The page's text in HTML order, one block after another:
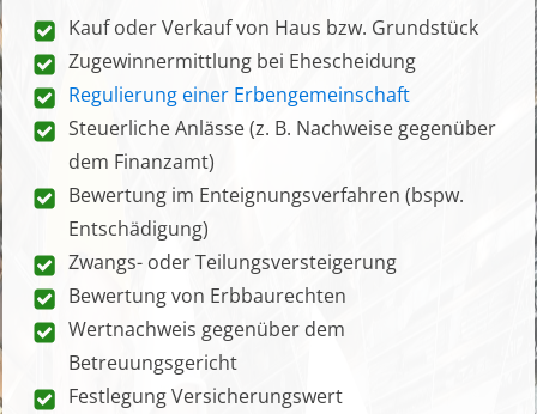
Kauf oder Verkauf von Haus bzw. Grundstück
Zugewinnermittlung bei Ehescheidung
Regulierung einer Erbengemeinschaft
Steuerliche Anlässe (z. B. Nachweise gegenüber
dem Finanzamt)
Bewertung im Enteignungsverfahren (bspw.
Entschädigung)
Zwangs- oder Teilungsversteigerung
Bewertung von Erbbaurechten
Wertnachweis gegenüber dem
Betreuungsgericht
Festlegung Versicherungswert